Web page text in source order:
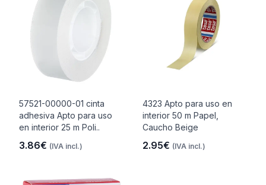
57521-00000-01 cinta
adhesiva Apto para uso
en interior 25 m Poli..
3.86€ (IVA incl.)
4323 Apto para uso en
interior 50 m Papel,
Caucho Beige
2.95€ (IVA incl.)